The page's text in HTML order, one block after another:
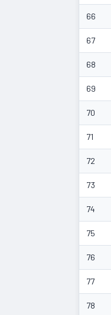
66
67
68
69
70
71
72
73
74
75
76
77
78